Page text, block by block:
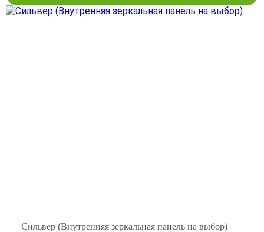
Сильвер (Внутренняя зеркальная панель на выбор)